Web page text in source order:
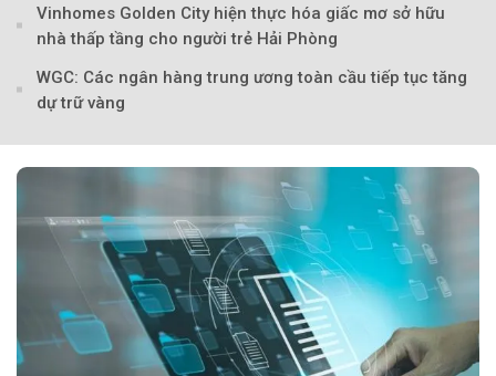
Vinhomes Golden City hiện thực hóa giấc mơ sở hữu
nhà thấp tầng cho người trẻ Hải Phòng
WGC: Các ngân hàng trung ương toàn cầu tiếp tục tăng
dự trữ vàng